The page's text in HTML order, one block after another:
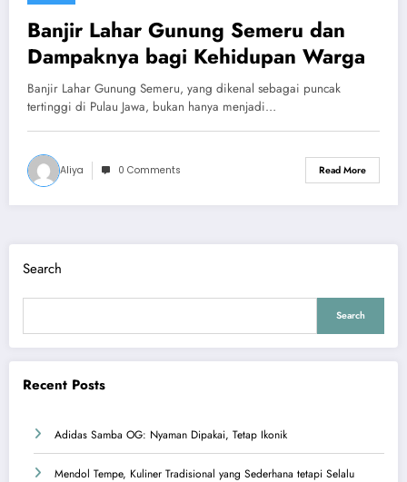
Banjir Lahar Gunung Semeru dan
Dampaknya bagi Kehidupan Warga
Banjir Lahar Gunung Semeru, yang dikenal sebagai puncak
tertinggi di Pulau Jawa, bukan hanya menjadi…
Aliya 0 Comments Read More
Search
Search
Recent Posts
Adidas Samba OG: Nyaman Dipakai, Tetap Ikonik
Mendol Tempe, Kuliner Tradisional yang Sederhana tetapi Selalu